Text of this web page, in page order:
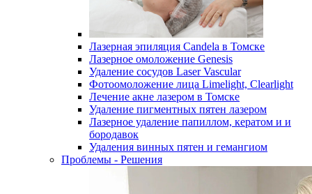
Лазерная эпиляция Candela в Томске
Лазерное омоложение Genesis
Удаление сосудов Laser Vascular
Фотоомоложение лица Limelight, Clearlight
Лечение акне лазером в Томске
Удаление пигментных пятен лазером
Лазерное удаление папиллом, кератом и и
бородавок
Удаления винных пятен и гемангиом
Проблемы - Решения